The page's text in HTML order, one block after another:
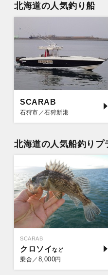
北海道の人気釣り船
SCARAB
石狩市／石狩新港
北海道の人気船釣りプ
SCARAB
クロソイ
乗合／ 8,000円